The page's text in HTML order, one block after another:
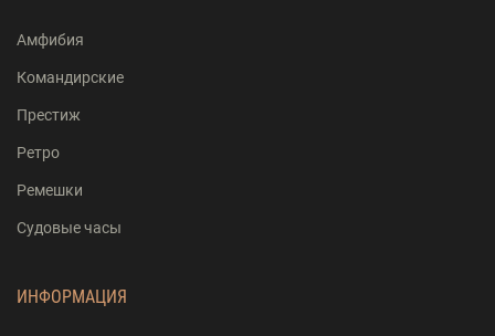
Амфибия
Командирские
Престиж
Ретро
Ремешки
Судовые часы
ИНФОРМАЦИЯ